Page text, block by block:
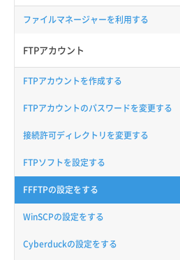
ファイルマネージャーを利用する
FTPアカウント
FTPアカウントを作成する
FTPアカウントのパスワードを変更する
接続許可ディレクトリを変更する
FTPソフトを設定する
FFFTPの設定をする
WinSCPの設定をする
Cyberduckの設定をする